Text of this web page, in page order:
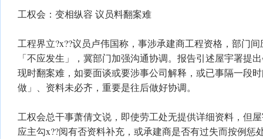
工权会：变相纵容 议员料翻案难
工程界立?x??议员卢伟国称，事涉承建商工程资格，部门
「不应发生」，冀部门加强沟通协调。报告引述屋宇署提
现时翻案难，如要面谈或要涉事公司解释，或已事隔一段
做」、资料未必齐，重要是往后做好协调。
工权会总干事萧倩文说，即使劳工处无提供详细资料，但
应主勾x??阅有否资料补充，或承建商是否有过失而按例惩